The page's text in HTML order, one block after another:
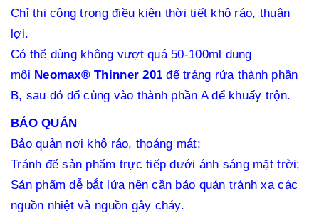
Chỉ thi công trong điều kiện thời tiết khô ráo, thuận
lợi.
Có thể dùng không vượt quá 50-100ml dung
môi Neomax® Thinner 201để tráng rửa thành phần
B, sau đó đổ cùng vào thành phần A để khuấy trộn.
BẢO QUẢN
Bảo quản nơi khô ráo, thoáng mát;
Tránh để sản phẩm trực tiếp dưới ánh sáng mặt trời;
Sản phẩm dễ bắt lửa nên cần bảo quản tránh xa các
nguồn nhiệt và nguồn gây cháy.